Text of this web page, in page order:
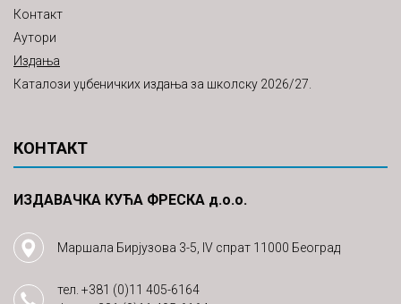
Контакт
Аутори
Издања
Каталози уџбеничких издања за школску 2026/27.
КОНТАКТ
ИЗДАВАЧКА КУЋА ФРЕСКА д.о.о.
Маршала Бирјузова 3-5, IV спрат 11000 Београд
тел. +381 (0)11 405-6164